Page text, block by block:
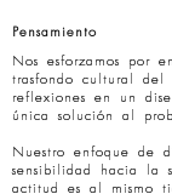
Pensamiento
Nos esforzamos por
trasfondo cultural
reflexiones en un
única solución al
Nuestro enfoque de
sensibilidad hacia la
actitud es al mismo